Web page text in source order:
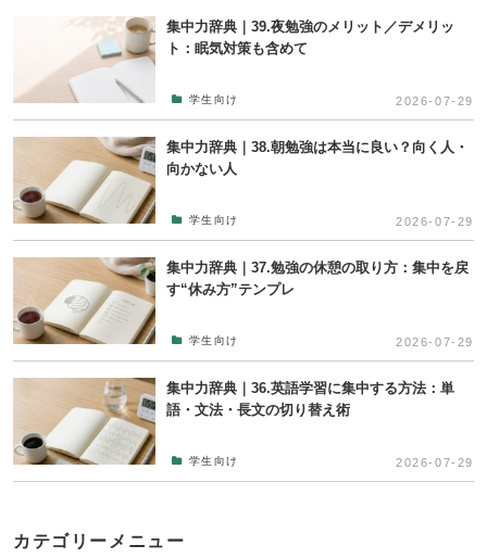
集中力辞典｜39.夜勉強のメリット／デメリッ
ト：眠気対策も含めて
学生向け 2026-07-29
集中力辞典｜38.朝勉強は本当に良い？向く人・
向かない人
学生向け 2026-07-29
集中力辞典｜37.勉強の休憩の取り方：集中を戻
す“休み方”テンプレ
学生向け 2026-07-29
集中力辞典｜36.英語学習に集中する方法：単
語・文法・長文の切り替え術
学生向け 2026-07-29
カテゴリーメニュー